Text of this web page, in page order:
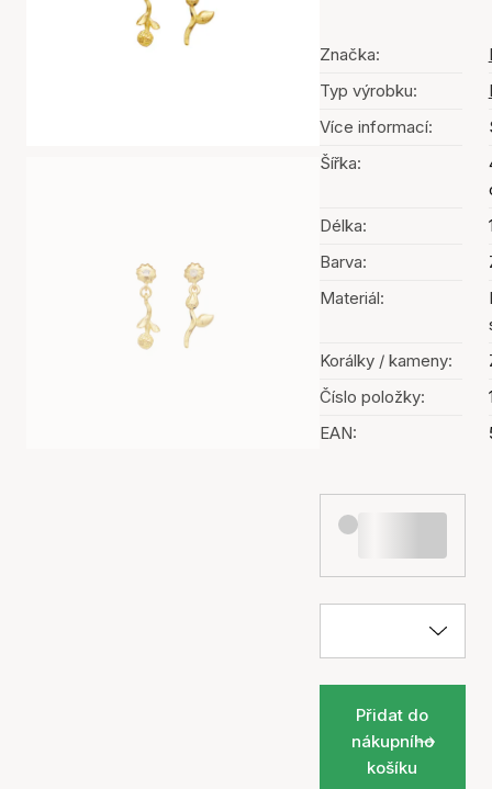
Značka:
Typ výrobku:
Více informací:
Šířka:
Délka:
Barva:
Materiál:
Korálky / kameny:
Číslo položky:
EAN:
Přidat do
nákupního
košíku